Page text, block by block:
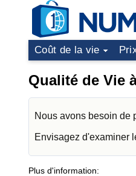
Coût de la vie
Qualité de Vie
Nous avons besoin de
Envisagez d'examiner
Plus d'information: